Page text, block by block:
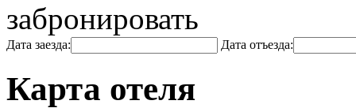
забронировать
Дата заезда: Дата отъезда:
Карта отеля